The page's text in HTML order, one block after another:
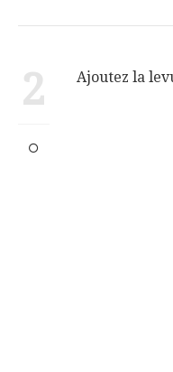
2 Ajoutez la